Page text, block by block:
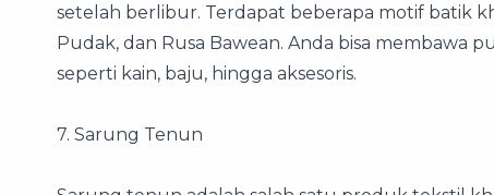
setelah berlibur. Terdapat beberapa motif batik
Pudak, dan Rusa Bawean. Anda bisa membawa
seperti kain, baju, hingga aksesoris.
7. Sarung Tenun